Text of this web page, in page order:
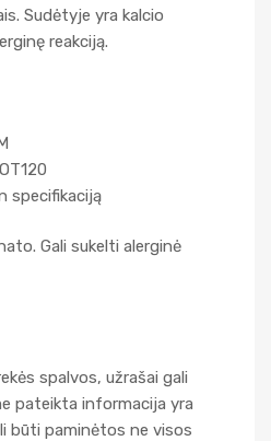
Sudėtyje yra kalcio
reakciją.
specifikaciją
Gali sukelti alerginė
spalvos, užrašai gali
pateikta informacija yra
būti paminėtos ne visos